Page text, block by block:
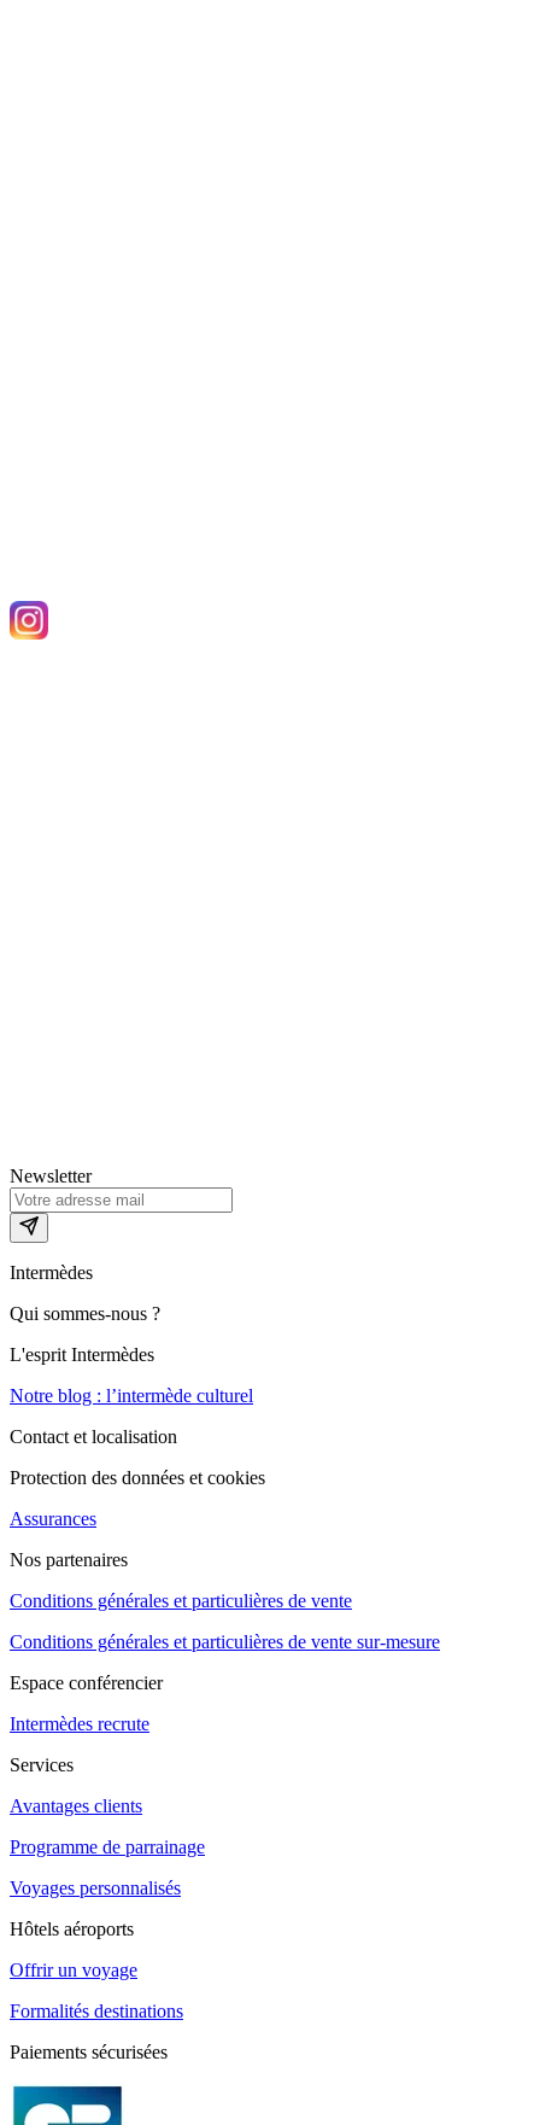
Newsletter
Intermèdes
Qui sommes-nous ?
L'esprit Intermèdes
Notre blog : l’intermède culturel
Contact et localisation
Protection des données et cookies
Assurances
Nos partenaires
Conditions générales et particulières de vente
Conditions générales et particulières de vente sur-mesure
Espace conférencier
Intermèdes recrute
Services
Avantages clients
Programme de parrainage
Voyages personnalisés
Hôtels aéroports
Offrir un voyage
Formalités destinations
Paiements sécurisées